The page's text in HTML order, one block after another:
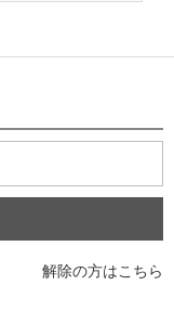
解除の方はこちら